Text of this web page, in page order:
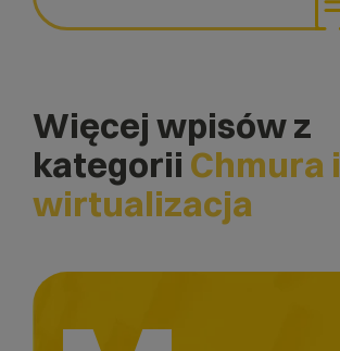
Więcej wpisów z
kategorii Chmura i
wirtualizacja